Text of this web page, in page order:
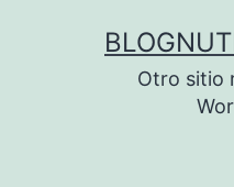
Otro sitio